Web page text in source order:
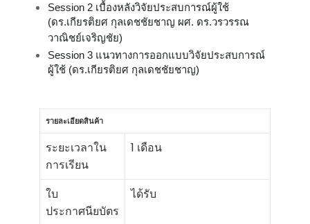
Session 2 เบื้องหลังวิจัยประสบการณ์ผู้ใช้
(ดร.เกียรติยศ กุลเดชชัยชาญ ผศ. ดร.วรวรรณ
วาณิชย์เจริญชัย)
Session 3 แนวทางการออกแบบวิจัยประสบการณ์
ผู้ใช้ (ดร.เกียรติยศ กุลเดชชัยชาญ)
รายละเอียดสินค้า
ระยะเวลาใน
การเรียน
1 เดือน
ใบ
ประกาศนียบัตร
ได้รับ